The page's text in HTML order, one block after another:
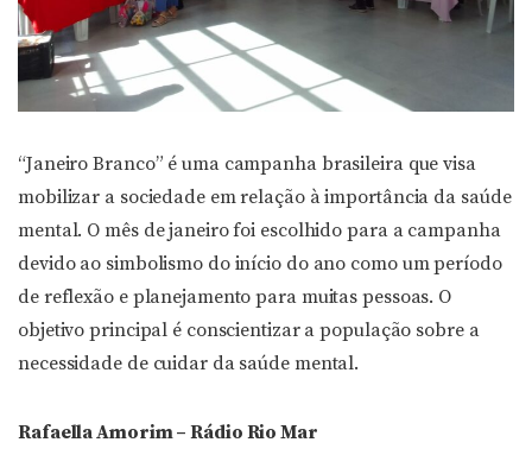
“Janeiro Branco” é uma campanha brasileira que visa
mobilizar a sociedade em relação à importância da saúde
mental. O mês de janeiro foi escolhido para a campanha
devido ao simbolismo do início do ano como um período
de reflexão e planejamento para muitas pessoas. O
objetivo principal é conscientizar a população sobre a
necessidade de cuidar da saúde mental.
Rafaella Amorim – Rádio Rio Mar